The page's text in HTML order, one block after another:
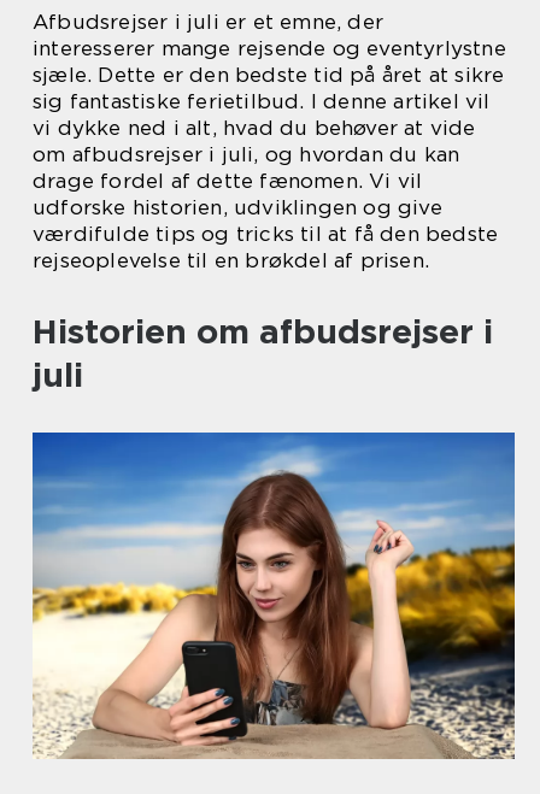
Afbudsrejser i juli er et emne, der
interesserer mange rejsende og eventyrlystne
sjæle. Dette er den bedste tid på året at sikre
sig fantastiske ferietilbud. I denne artikel vil
vi dykke ned i alt, hvad du behøver at vide
om afbudsrejser i juli, og hvordan du kan
drage fordel af dette fænomen. Vi vil
udforske historien, udviklingen og give
værdifulde tips og tricks til at få den bedste
rejseoplevelse til en brøkdel af prisen.
Historien om afbudsrejser i
juli